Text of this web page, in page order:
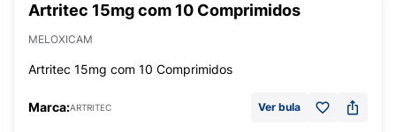
Artritec 15mg com 10 Comprimidos
MELOXICAM
Artritec 15mg com 10 Comprimidos
Marca:ARTRITEC Ver bula